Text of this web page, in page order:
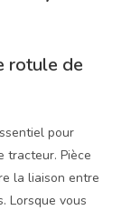
rotule de
pour
tracteur. Pièce
la liaison entre
Lorsque vous